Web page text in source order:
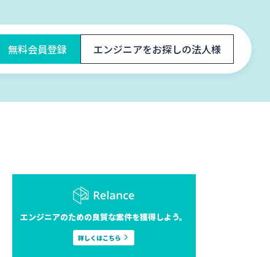
無料会員登録 エンジニアをお探しの法人様
エンジニアのための良質な案件を獲得しよう。
詳しくはこちら